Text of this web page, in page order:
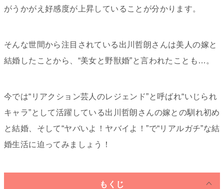
がうかがえ好感度が上昇していることが分かります。
そんな世間から注目されている出川哲朗さんは美人の嫁と
結婚したことから、“美女と野獣婚”と言われたことも…。
今では“リアクション芸人のレジェンド”と呼ばれ“いじられ
キャラ”として活躍している出川哲朗さんの嫁との馴れ初め
と結婚、そして“ヤバいよ！ヤバイよ！”で“リアルガチ”な結
婚生活に迫ってみましょう！
もくじ